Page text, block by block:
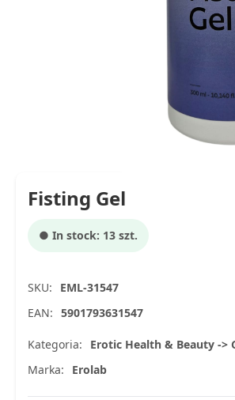
Fisting Gel
● In stock: 13 szt.
SKU:
EML-31547
EAN: 5901793631547
Kategoria:
Erotic Health & Beauty ->
Marka:
Erolab